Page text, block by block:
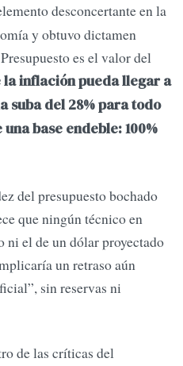
desconcertante en la
y obtuvo dictamen
es el valor del
la inflación pueda llegar a
suba del 28% para todo
base endeble: 100%
del presupuesto bochado
que ningún técnico en
ni el de un dólar proyectado
un retraso aún
sin reservas ni
de las críticas del